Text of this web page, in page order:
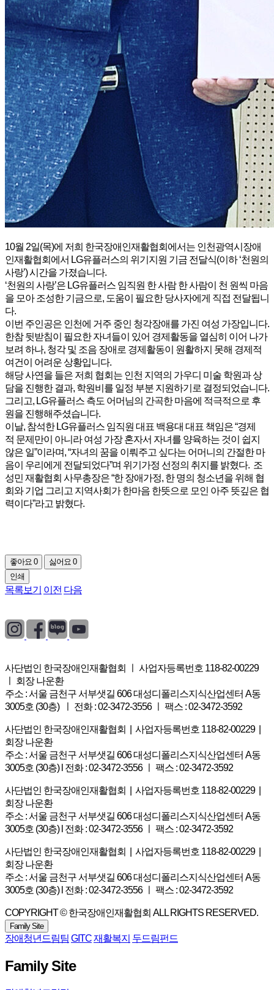
10월 2일(목)에 저희 한국장애인재활협회에서는 인천광역시장애
인재활협회에서 LG유플러스의 위기지원 기금 전달식(이하 ‘천원의
사랑’) 시간을 가졌습니다.
‘천원의 사랑’은 LG유플러스 임직원 한 사람 한 사람이 천 원씩 마음
을 모아 조성한 기금으로, 도움이 필요한 당사자에게 직접 전달됩니
다.
이번 주인공은 인천에 거주 중인 청각장애를 가진 여성 가장입니다.
한참 뒷받침이 필요한 자녀들이 있어 경제활동을 열심히 이어 나가
보려 하나, 청각 및 조음 장애로 경제활동이 원활하지 못해 경제적
여건이 어려운 상황입니다.
해당 사연을 들은 저희 협회는 인천 지역의 가우디 미술 학원과 상
담을 진행한 결과, 학원비를 일정 부분 지원하기로 결정되었습니다.
그리고, LG유플러스 측도 어머님의 간곡한 마음에 적극적으로 후
원을 진행해주셨습니다.
이날, 참석한 LG유플러스 임직원 대표 백용대 대표 책임은 “경제
적 문제만이 아니라 여성 가장 혼자서 자녀를 양육하는 것이 쉽지
않은 일”이라며, “자녀의 꿈을 이뤄주고 싶다는 어머니의 간절한 마
음이 우리에게 전달되었다”며 위기가정 선정의 취지를 밝혔다. 조
성민 재활협회 사무총장은 “한 장애가정, 한 명의 청소년을 위해 협
회와 기업 그리고 지역사회가 한마음 한뜻으로 모인 아주 뜻깊은 협
력이다”라고 밝혔다.
좋아요 0 싫어요 0
인쇄
목록보기 이전 다음
사단법인 한국장애인재활협회 ㅣ 사업자등록번호 118-82-00229
ㅣ 회장 나운환
주소 : 서울 금천구 서부샛길 606 대성디폴리스지식산업센터 A동
3005호 (30층) ㅣ 전화 : 02-3472-3556 ㅣ 팩스 : 02-3472-3592
사단법인 한국장애인재활협회 | 사업자등록번호 118-82-00229 |
회장 나운환
주소 : 서울 금천구 서부샛길 606 대성디폴리스지식산업센터 A동
3005호 (30층) l 전화 : 02-3472-3556 ㅣ 팩스 : 02-3472-3592
사단법인 한국장애인재활협회 | 사업자등록번호 118-82-00229 |
회장 나운환
주소 : 서울 금천구 서부샛길 606 대성디폴리스지식산업센터 A동
3005호 (30층) l 전화 : 02-3472-3556 ㅣ 팩스 : 02-3472-3592
사단법인 한국장애인재활협회 | 사업자등록번호 118-82-00229 |
회장 나운환
주소 : 서울 금천구 서부샛길 606 대성디폴리스지식산업센터 A동
3005호 (30층) l 전화 : 02-3472-3556 ㅣ 팩스 : 02-3472-3592
COPYRIGHT © 한국장애인재활협회 ALL RIGHTS RESERVED.
Family Site
장애청년드림팀 GITC재활복지 두드림펀드
Family Site